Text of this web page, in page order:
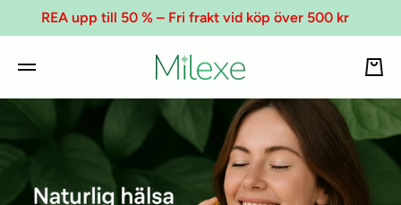
REA upp till 50 % – Fri frakt vid köp över 500 kr